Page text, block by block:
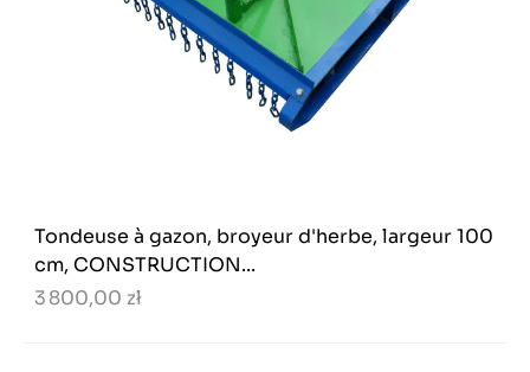
Tondeuse à gazon, broyeur d'herbe, largeur 100
cm, CONSTRUCTION...
3 800,00 zł